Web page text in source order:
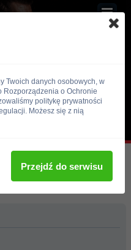
Twoich danych osobowych, w
Rozporządzenia o Ochronie
politykę prywatności
Możesz się z nią
Przejdź do serwisu